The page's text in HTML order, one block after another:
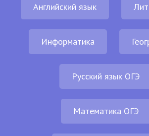
Английский язык
Информатика
Русский язык ОГЭ
Математика ОГЭ